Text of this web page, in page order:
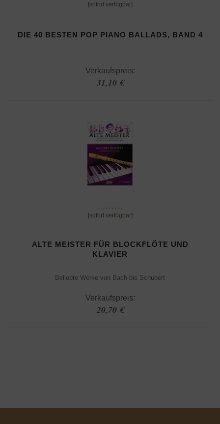
[sofort verfügbar]
DIE 40 BESTEN POP PIANO BALLADS, BAND 4
Verkaufspreis:
31,10 €
[sofort verfügbar]
ALTE MEISTER FÜR BLOCKFLÖTE UND
KLAVIER
Beliebte Werke von Bach bis Schubert
Verkaufspreis:
20,70 €